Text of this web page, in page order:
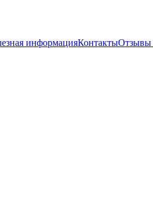
информацияКонтактыОтзывы